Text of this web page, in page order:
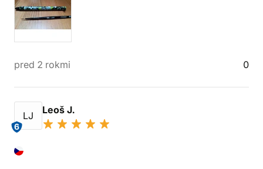
pred 2 rokmi 0
LJ
6
Leoš J.